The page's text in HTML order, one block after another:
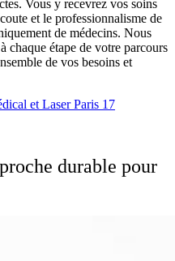
Vous y recevrez vos soins
et le professionnalisme de
de médecins. Nous
chaque étape de votre parcours
de vos besoins et
et LaserParis 17
durable pour